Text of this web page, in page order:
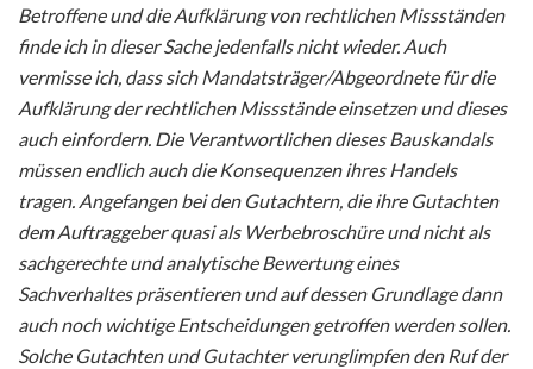
Betroffene und die Aufklärung von rechtlichen Missständen
finde ich in dieser Sache jedenfalls nicht wieder. Auch
vermisse ich, dass sich Mandatsträger/Abgeordnete für die
Aufklärung der rechtlichen Missstände einsetzen und dieses
auch einfordern. Die Verantwortlichen dieses Bauskandals
müssen endlich auch die Konsequenzen ihres Handels
tragen. Angefangen bei den Gutachtern, die ihre Gutachten
dem Auftraggeber quasi als Werbebroschüre und nicht als
sachgerechte und analytische Bewertung eines
Sachverhaltes präsentieren und auf dessen Grundlage dann
auch noch wichtige Entscheidungen getroffen werden sollen.
Solche Gutachten und Gutachter verunglimpfen den Ruf der